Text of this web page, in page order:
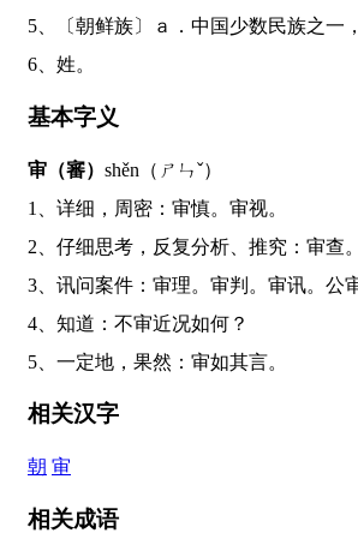
5、〔朝鲜族〕ａ．中国少数民族
6、姓。
基本字义
审（審） shěn（ㄕㄣˇ）
1、详细，周密：审慎。审视。
2、仔细思考，反复分析、推究：审
3、讯问案件：审理。审判。审讯。公
4、知道：不审近况如何？
5、一定地，果然：审如其言。
相关汉字
朝 审
相关成语